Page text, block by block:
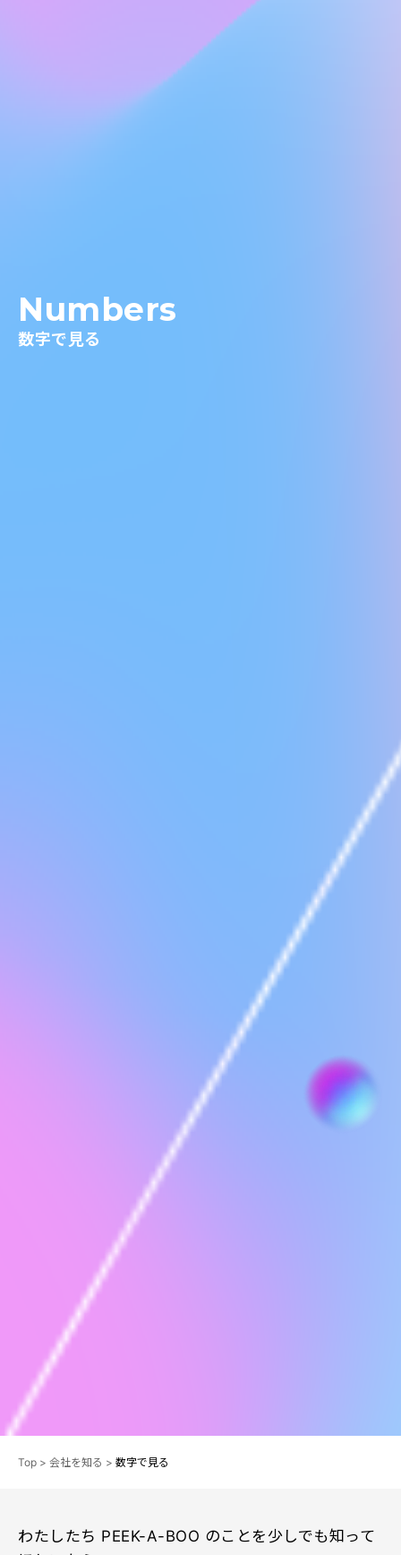
Numbers
数字で見る
Top > 会社を知る > 数字で見る
わたしたち PEEK-A-BOO のことを少しでも知って